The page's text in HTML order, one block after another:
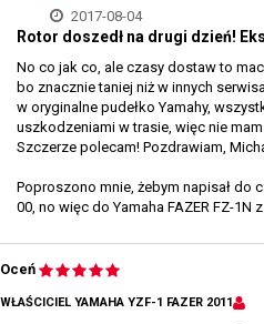
2017-08-04
Rotor doszedł na drugi dzień!
No co jak co, ale czasy dostaw to
bo znacznie taniej niż w innych
w oryginalne pudełko Yamahy,
uszkodzeniami w trasie, więc nie
Szczerze polecam! Pozdrawiam,
Poproszono mnie, żebym napisał do
00, no więc do Yamaha FAZER FZ-1N
Oceń
WŁAŚCICIEL YAMAHA YZF-1 FAZER 2011